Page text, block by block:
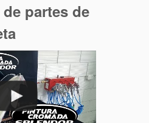
partes de